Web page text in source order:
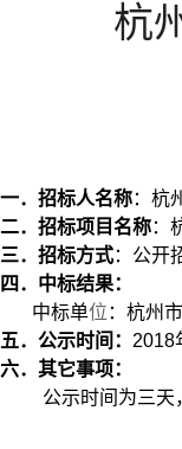
杭
一．招标人名称：杭
二．招标项目名称：
三．招标方式：公开
四．中标结果：
中标单位 ： 杭州
五．公示时间： 2018
六．其它事项：
公示时间为三天